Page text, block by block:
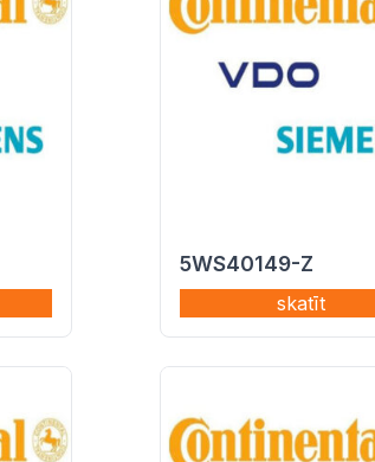
5WS40149-Z
skatīt